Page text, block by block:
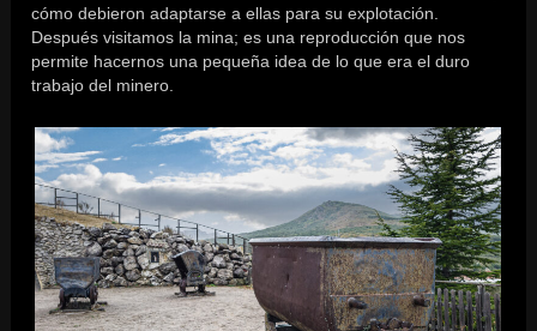
cómo debieron adaptarse a ellas para su explotación.
Después visitamos la mina; es una reproducción que nos
permite hacernos una pequeña idea de lo que era el duro
trabajo del minero.